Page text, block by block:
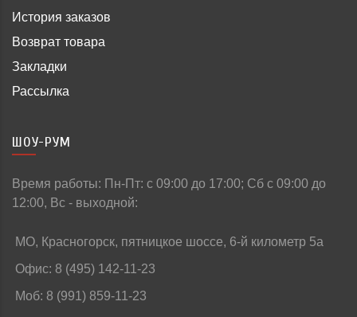
История заказов
Возврат товара
Закладки
Рассылка
ШОУ-РУМ
Время работы: Пн-Пт: c 09:00 до 17:00; Сб с 09:00 до
12:00, Вс - выходной:
МО, Красногорск, пятницкое шоссе, 6-й километр 5а
Офис: 8 (495) 142-11-23
Моб: 8 (991) 859-11-23